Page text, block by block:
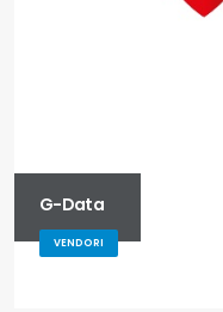
G-Data
VENDORI